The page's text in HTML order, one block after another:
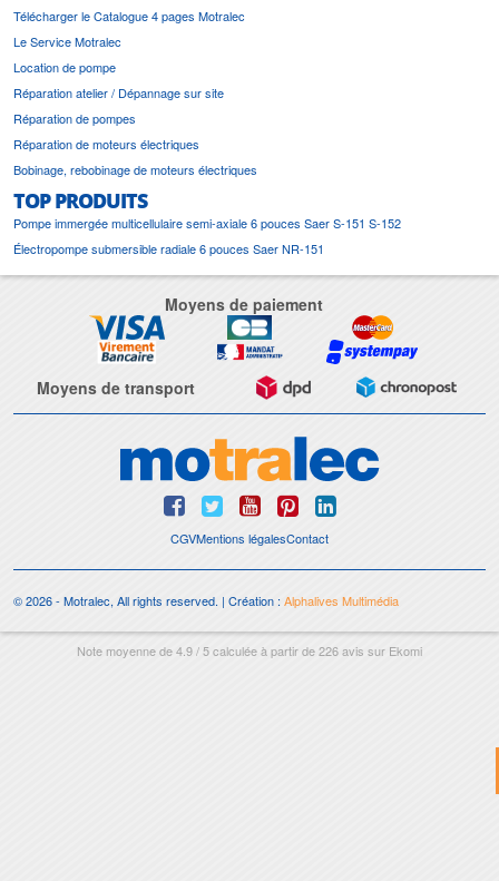
Télécharger le Catalogue 4 pages Motralec
Le Service Motralec
Location de pompe
Réparation atelier / Dépannage sur site
Réparation de pompes
Réparation de moteurs électriques
Bobinage, rebobinage de moteurs électriques
TOP PRODUITS
Pompe immergée multicellulaire semi-axiale 6 pouces Saer S-151 S-152
Électropompe submersible radiale 6 pouces Saer NR-151
Moyens de paiement
Moyens de transport
CGVMentions légalesContact
© 2026 - Motralec, All rights reserved. | Création :Alphalives Multimédia
Note moyenne de4.9/5calculée à partir de226avis sur Ekomi